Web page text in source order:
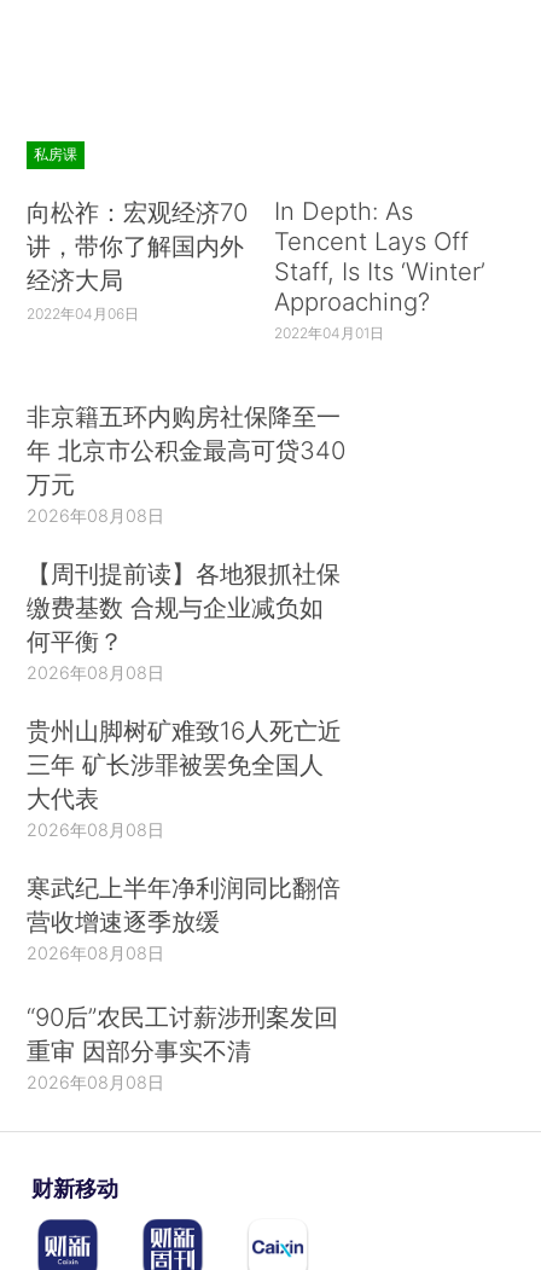
私房课
向松祚：宏观经济70
讲，带你了解国内外
经济大局
2022年04月06日
In Depth: As
Tencent Lays Off
Staff, Is Its ‘Winter’
Approaching?
2022年04月01日
非京籍五环内购房社保降至一
年 北京市公积金最高可贷340
万元
2026年08月08日
【周刊提前读】各地狠抓社保
缴费基数 合规与企业减负如
何平衡？
2026年08月08日
贵州山脚树矿难致16人死亡近
三年 矿长涉罪被罢免全国人
大代表
2026年08月08日
寒武纪上半年净利润同比翻倍
营收增速逐季放缓
2026年08月08日
“90后”农民工讨薪涉刑案发回
重审 因部分事实不清
2026年08月08日
财新移动